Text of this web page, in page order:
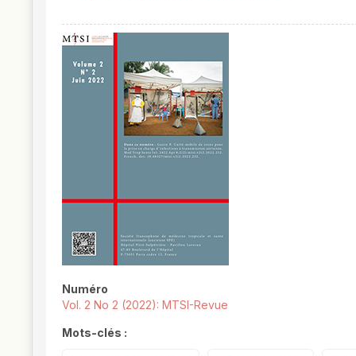
Numéro
Vol. 2 No 2 (2022): MTSI-Revue
Mots-clés :